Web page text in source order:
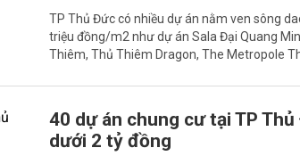
TP Thủ Đức có nhiều dự án nằm ven sông
triệu đồng/m2 như dự án Sala Đại Quang
Thiêm, Thủ Thiêm Dragon, The Metropole
40 dự án chung cư tại TP
dưới 2 tỷ đồng